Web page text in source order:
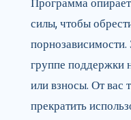
Программа
силы, чтобы
порнозависимости.
группе поддержки
или взносы. От вас
прекратить